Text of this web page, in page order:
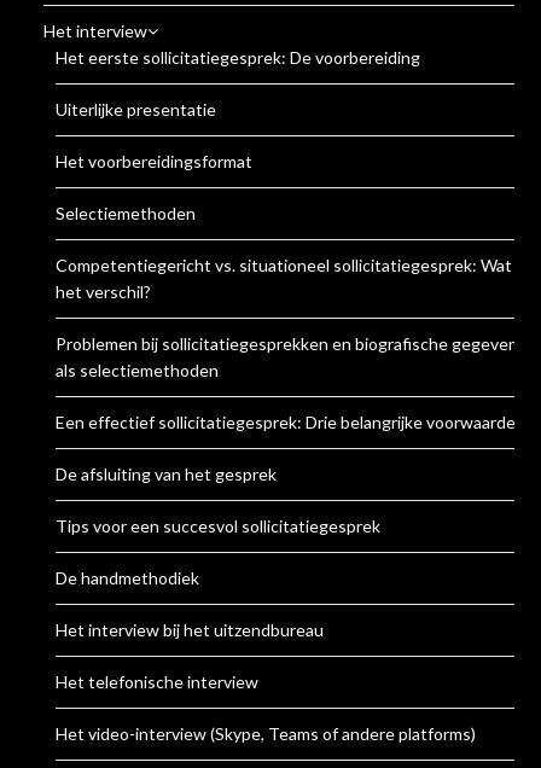
Het interview
Het eerste sollicitatiegesprek: De voorbereiding
Uiterlijke presentatie
Het voorbereidingsformat
Selectiemethoden
Competentiegericht vs. situationeel sollicitatiegesprek: Wat is
het verschil?
Problemen bij sollicitatiegesprekken en biografische gegevens
als selectiemethoden
Een effectief sollicitatiegesprek: Drie belangrijke voorwaarden
De afsluiting van het gesprek
Tips voor een succesvol sollicitatiegesprek
De handmethodiek
Het interview bij het uitzendbureau
Het telefonische interview
Het video-interview (Skype, Teams of andere platforms)